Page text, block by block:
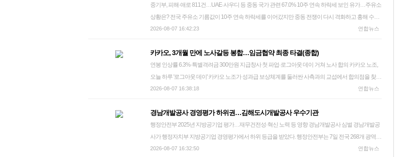
만간 더 나은 연구개발 환경을 갖춘 미국, 중국 등이 메모리 반도체 분야에서도 우리를 추격, 추월하게
될 수 있다"고 경고했다. 그러면서 "메모리 기술 격차를 더욱 벌리고 시스템 반도체로 경쟁력을 확장하
기 위해서는 연구개발직 근로자의 창의성을 온전히 살려낼 수 있는 체제로 전환해야 하고 지금이 바로
록했다. 2분기 코웨이 국내 사업 매출은 전년 동기 대비 7.7% 성장한 7천868억원을 달성했다. 얼음정
수기 5종과 비렉스 침대 및 안마의자 등 주요 제품군의 판매 성장에 힘입어 2분기 코웨이의 국내 렌탈
계정 순증 규모는 51.6% 증가한 24만2천대를 나타냈다. 해외법인의 2분기 매출은 5천875억원으로
다. 태국(660억원)과 인도네시아(133억원)도 각각 53.9%, 12.2% 증가세를 보였다. 김순태 코웨이 CFO
는 "하반기에 프리미엄 시장 주도권을 강화하고 제품군 다각화에 따른 성장 동력 확대를 본격화하며
실적 호조세를 이어가도록 최선을 다하겠다"고 말했다. shlamazel@yna.co.kr
중기부, 피해·애로 811건…UAE·사우디 등 중동 국가 관련 67.0% 10주 연속 하락세 보인 유가…주유소
상황은? 전국 주유소 기름값이 10주 연속 하락세를 이어갔지만 중동 전쟁이 다시 격화하고 홍해 수출
로마저 위협받으면서 휘발유와 경유 모두 가격 하락 폭이 축소됐다. 26일 서울 시내 한 주유소에 가격
이 오르고 수출 주문이 보류되면서 국내 중소기업의 피해와 애로가 이어지고 있다. 중소벤처기업부가
올해 2월 28일부터 이달 7일 정오까지 중동 전쟁 관련 중소기업 피해·애로 및 우려 접수 건수를 파악한
결과 총 1천37건으로 전주 대비 7건 증가했다. 증가한 7건 모두 피해·애로 관련이었고, 이에 따라 유형
별 접수 건수는 피해·애로는 811건, 우려 156건, 해당 없음 70건으로 집계됐다. 피해·애로 유형은 물류
(31.1%), 출장 차질 130건(16.0%), 대금 미지급 99건(12.2%) 등의 순이었다. 우려 유형에서는 운송 차질
우려가 99건(63.5%)으로 가장 큰 비중을 차지했다. 국가별로는 아랍에미리트(UAE)와 사우디아라비
아 등 중동 국가 관련 피해·애로가 648건(67.0%)으로 집계됐다. 이란은 109건(11.3%), 이스라엘은 98
건(10.1%)이었다. 현장에서는 원자잿값과 환율 상승에 따른 비용 부담이 커지고 있다. 한 기업은 포장
2026-08-07 16:42:23 연합뉴스
카카오, 3개월 만에 노사갈등 봉합…임금협약 최종 타결(종합)
연봉 인상률 6.3%·특별격려금 300만원 지급창사 첫 파업·로그아웃 데이 거쳐 노사 합의 카카오 노조,
오늘 하루 '로그아웃 데이' 카카오 노조가 성과급 보상체계를 둘러싼 사측과의 교섭에서 합의점을 찾지
못하면서 집단행동에 나선 29일 경기도 성남시 카카오 판교아지트의 모습. 카카오 노조는 이날 조합원
이'를 진행한다. 지난 10일 4시간 동안 진행된 반일 부분 파업에 이은 두 번째 쟁의행위다. 2026.6.29
dwise@yna.co.kr 카카오 노사가 노동조합 찬반 투표를 거쳐 올해 임금 협상을 최종 타결했다. 성과 보
상 체계를 둘러싼 대립으로 창사 이래 첫 파업까지 벌어졌던 카카오 노사 갈등은 약 3개월 만에 봉합 수
순을 밟게 됐다. 카카오 노사는 노동조합 찬반 투표 절차를 거쳐 올해 임금 협약이 최종 타결됐다고 7일
2026-08-07 16:38:18 연합뉴스
경남개발공사 경영평가 하위권…김해도시개발공사 우수기관
행정안전부 2025년 지방공기업 평가…재무건전성·혁신 노력 등 영향 경남개발공사 심벌 경남개발공
사가 행정자치부 지방공기업 경영평가에서 하위 등급을 받았다. 행정안전부는 7일 전국 268개 광역시
도·기초지자체 지방공기업(공사·공단·직영기업)의 경영효율, 경영혁신, 사회적 책임, 재무 건전성 등
2026-08-07 16:32:50 연합뉴스